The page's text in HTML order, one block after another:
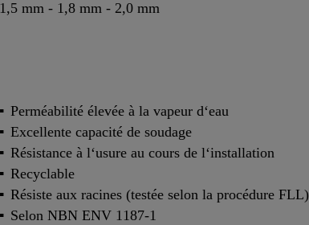
1,5 mm - 1,8 mm - 2,0 mm
Perméabilité élevée à la vapeur d‘eau
Excellente capacité de soudage
Résistance à l‘usure au cours de l‘installation
Recyclable
Résiste aux racines (testée selon la procédure FLL)
Selon NBN ENV 1187-1